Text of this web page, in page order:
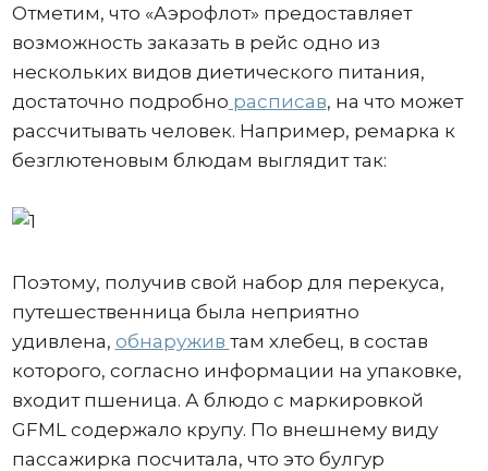
Отметим, что «Аэрофлот» предоставляет
возможность заказать в рейс одно из
нескольких видов диетического питания,
достаточно подробно расписав, на что может
рассчитывать человек. Например, ремарка к
безглютеновым блюдам выглядит так:
Поэтому, получив свой набор для перекуса,
путешественница была неприятно
удивлена, обнаружив там хлебец, в состав
которого, согласно информации на упаковке,
входит пшеница. А блюдо с маркировкой
GFML содержало крупу. По внешнему виду
пассажирка посчитала, что это булгур